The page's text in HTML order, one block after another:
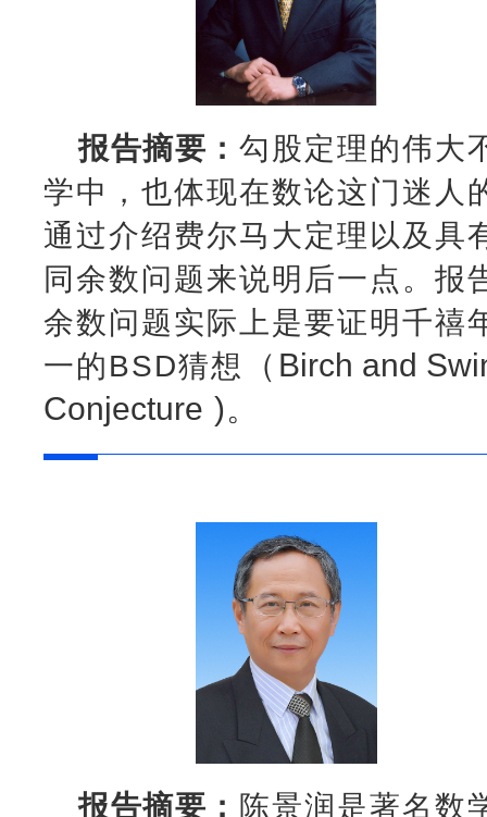
报告摘要： 勾股定理的伟大
学中，也体现在数论这门迷人
通过介绍费尔马大定理以及具
同余数问题来说明后一点。报
余数问题实际上是要证明千禧
一的BSD猜想
（ Birch and
Conjecture )。
报告摘要： 陈景润是著名数